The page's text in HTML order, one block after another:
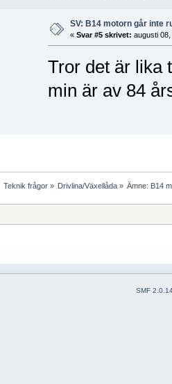
SV: B14 motorn går inte
« Svar #5 skrivet: augusti
Tror det är lika
min är av 84
Teknik frågor» Drivlina/Växellåda» Ämne: B14
SMF